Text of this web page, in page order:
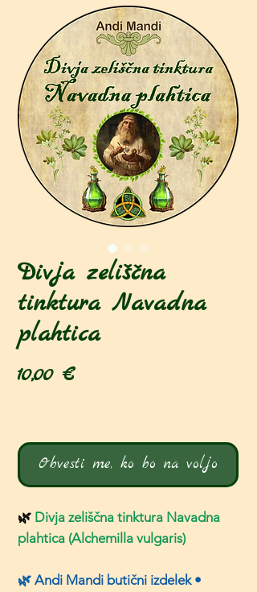
Divja zeliščna
tinktura Navadna
plahtica
10,00 €Price
Obvesti me, ko bo na voljo
🌿 Divja zeliščna tinktura Navadna
plahtica (Alchemilla vulgaris)
🌿 Andi Mandi butični izdelek •